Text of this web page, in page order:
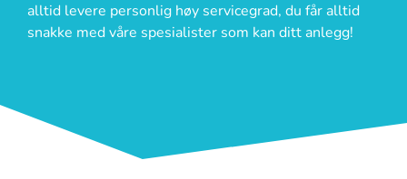
alltid levere personlig høy servicegrad, du får alltid
snakke med våre spesialister som kan ditt anlegg!